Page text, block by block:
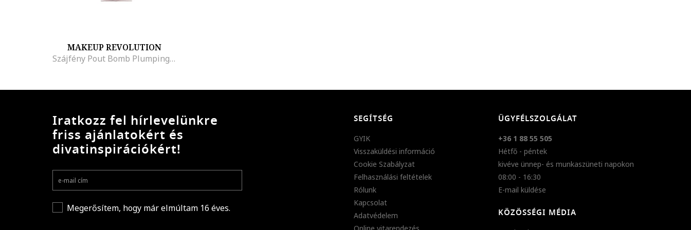
MAKEUP REVOLUTION
Szájfény Pout Bomb Plumping Gloss, 4,6 ml
Iratkozz fel hírlevelünkre
friss ajánlatokért és
divatinspirációkért!
Megerősítem, hogy már elmúltam 16 éves.
SEGÍTSÉG
GYIK
Visszaküldési információ
Cookie Szabályzat
Felhasználási feltételek
Rólunk
Kapcsolat
Adatvédelem
ÜGYFÉLSZOLGÁLAT
+36 1 88 55 505
Hétfő - péntek
kivéve ünnep- és munkaszüneti napokon
08:00 - 16:30
E-mail küldése
KÖZÖSSÉGI MÉDIA